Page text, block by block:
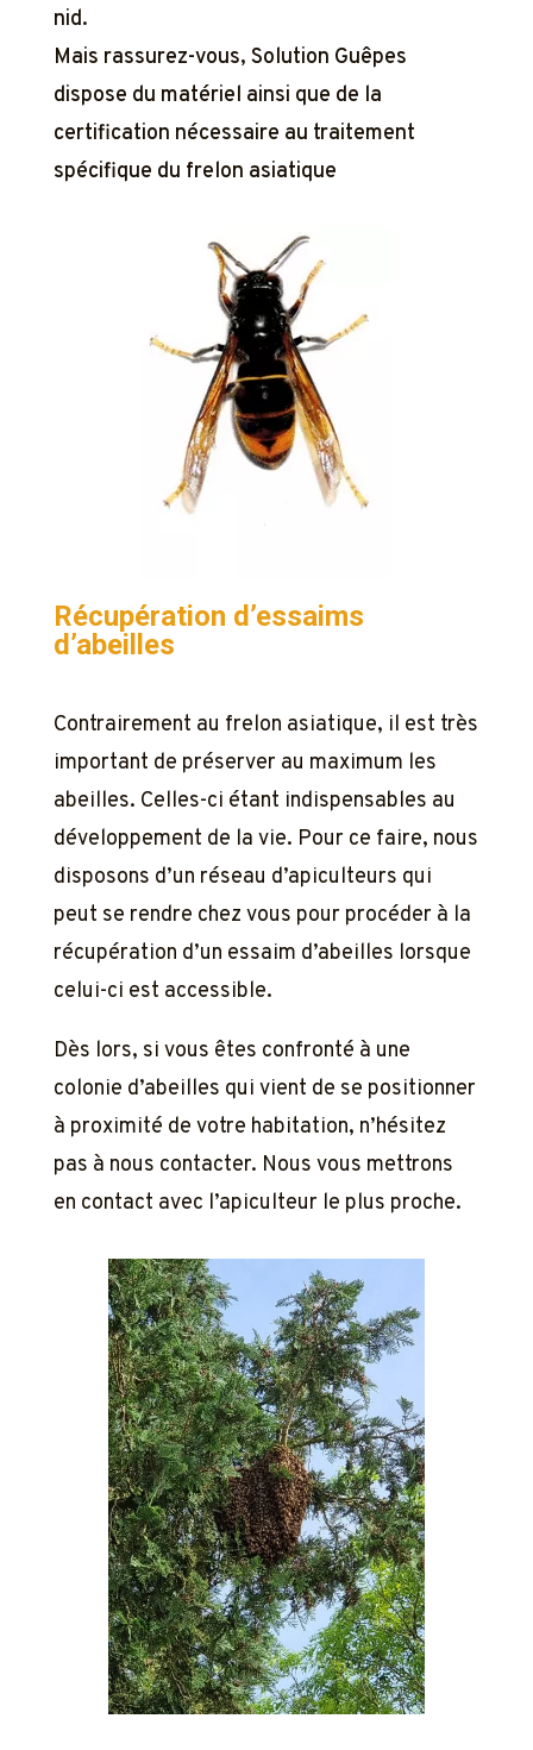
nid.
Mais rassurez-vous, Solution Guêpes
dispose du matériel ainsi que de la
certification nécessaire au traitement
spécifique du frelon asiatique
Récupération d’essaims
d’abeilles
Contrairement au frelon asiatique, il est très
important de préserver au maximum les
abeilles. Celles-ci étant indispensables au
développement de la vie. Pour ce faire, nous
disposons d’un réseau d’apiculteurs qui
peut se rendre chez vous pour procéder à la
récupération d’un essaim d’abeilles lorsque
celui-ci est accessible.
Dès lors, si vous êtes confronté à une
colonie d’abeilles qui vient de se positionner
à proximité de votre habitation, n’hésitez
pas à nous contacter. Nous vous mettrons
en contact avec l’apiculteur le plus proche.